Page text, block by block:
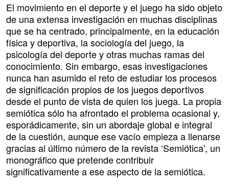
El movimiento en el deporte y el juego ha sido objeto
de una extensa investigación en muchas disciplinas
que se ha centrado, principalmente, en la educación
física y deportiva, la sociología del juego, la
psicología del deporte y otras muchas ramas del
conocimiento. Sin embargo, esas investigaciones
nunca han asumido el reto de estudiar los procesos
de significación propios de los juegos deportivos
desde el punto de vista de quien los juega. La propia
semiótica sólo ha afrontado el problema ocasional y,
esporádicamente, sin un abordaje global e integral
de la cuestión, aunque ese vacío empieza a llenarse
gracias al último número de la revista ‘Semiótica’, un
monográfico que pretende contribuir
significativamente a ese aspecto de la semiótica.